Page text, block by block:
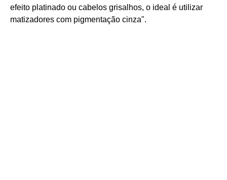
efeito platinado ou cabelos grisalhos, o ideal é utilizar
matizadores com pigmentação cinza".